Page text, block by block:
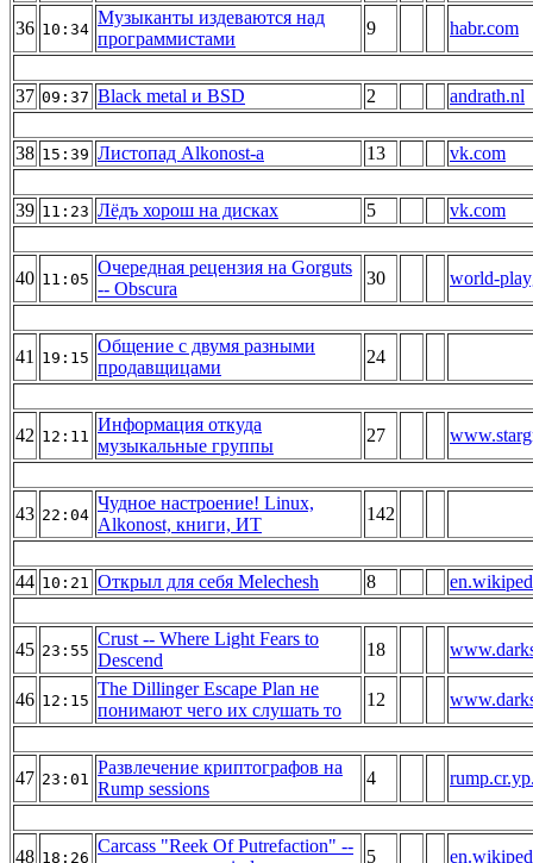
36 10:34
Музыканты издеваются над
программистами
9 habr.com
37 09:37 Black metal и BSD 2 andrath.nl
38 15:39 Листопад Alkonost-а 13 vk.com
39 11:23 Лёдъ хорош на дисках 5 vk.com
40 11:05
Очередная рецензия на Gorguts
-- Obscura
30 world-
41 19:15
Общение с двумя разными
продавщицами
24
42 12:11
Информация откуда
музыкальные группы
27
43 22:04
Чудное настроение! Linux,
Alkonost, книги, ИТ
142
44 10:21 Открыл для себя Melechesh 8
45 23:55
Crust -- Where Light Fears to
Descend
18
46 12:15
The Dillinger Escape Plan не
понимают чего их слушать то
12
47 23:01
Развлечение криптографов на
Rump sessions
4
48 18:26
Carcass "Reek Of Putrefaction" --
5